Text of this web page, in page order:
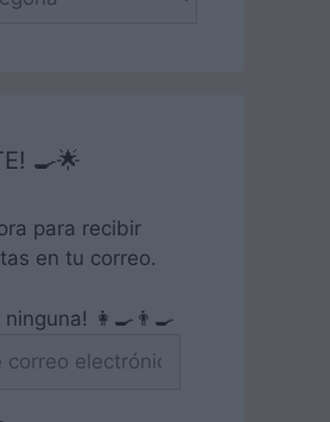
🍳🌟
para recibir
en tu correo.
👩‍🍳👨‍🍳